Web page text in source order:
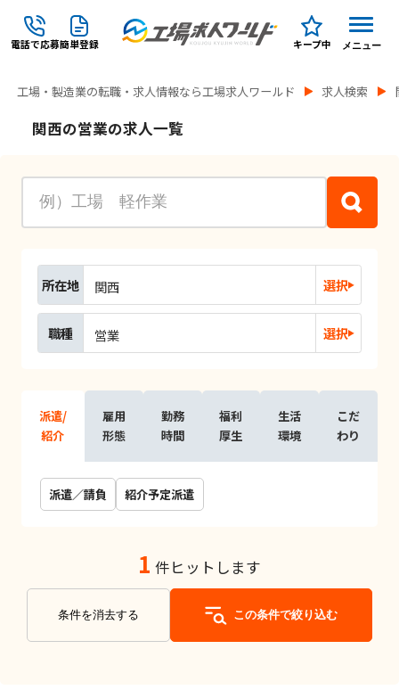
電話で応募簡単登録 キープ中 メニュー
工場・製造業の転職・求人情報なら工場求人ワールド 求人検索
関西の営業の求人一覧
所在地 関西 選択
職種 営業 選択
派遣/
紹介
雇用
形態
勤務
時間
福利
厚生
生活
環境
こだ
わり
派遣／請負 紹介予定派遣
1 件ヒットします
条件を消去する この条件で絞り込む